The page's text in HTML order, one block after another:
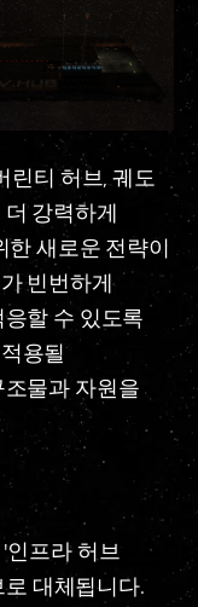
린티 허브, 궤도
강력하게
한 새로운 전략이
빈번하게
할 수 있도록
용될
물과 자원을
인프라 허브
대체됩니다.